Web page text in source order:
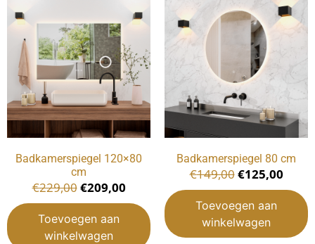
Badkamerspiegel 120×80
cm
€229,00€209,00
Toevoegen aan
winkelwagen
Badkamerspiegel 80 cm
€149,00€125,00
Toevoegen aan
winkelwagen